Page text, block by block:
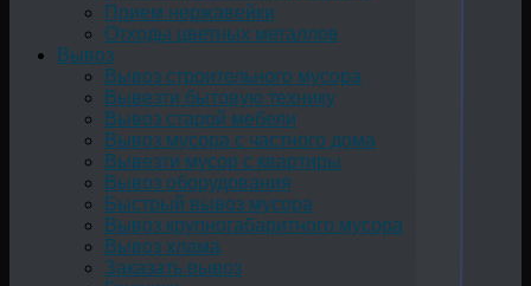
Прием нержавейки
Отходы цветных металлов
Вывоз
Вывоз строительного мусора
Вывезти бытовую технику
Вывоз старой мебели
Вывоз мусора с частного дома
Вывезти мусор с квартиры
Вывоз оборудования
Быстрый вывоз мусора
Вывоз крупногабаритного мусора
Вывоз хлама
Заказать вывоз